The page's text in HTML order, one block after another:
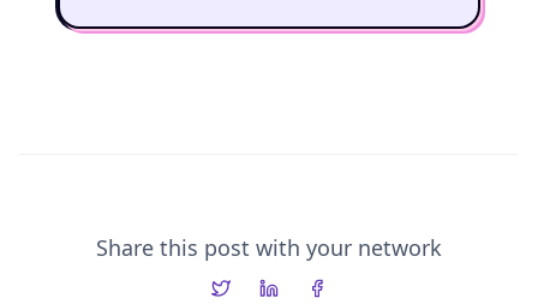
Share this post with your network